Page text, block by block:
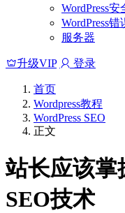
WordPress安
WordPress错
服务器
升级VIP 登录
首页
Wordpress教程
WordPress SEO
正文
站长应该掌
SEO技术